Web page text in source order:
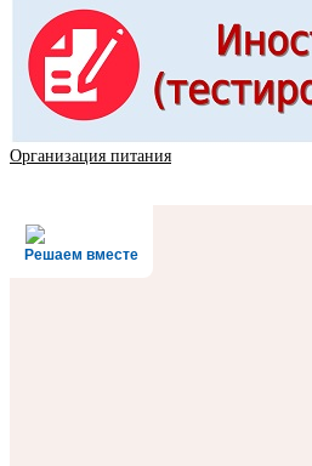
Организация питания
Решаем вместе